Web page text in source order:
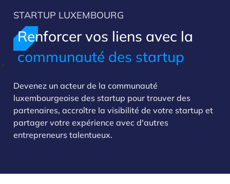
>
STARTUP LUXEMBOURG
Renforcer vos liens avec la
communauté des startup
Devenez un acteur de la communauté
luxembourgeoise des startup pour trouver des
partenaires, accroître la visibilité de votre startup et
partager votre expérience avec d'autres
entrepreneurs talentueux.